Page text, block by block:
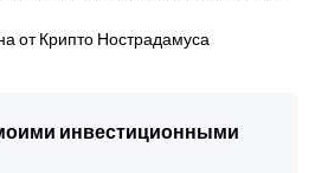
от Крипто Нострадамуса
инвестиционными